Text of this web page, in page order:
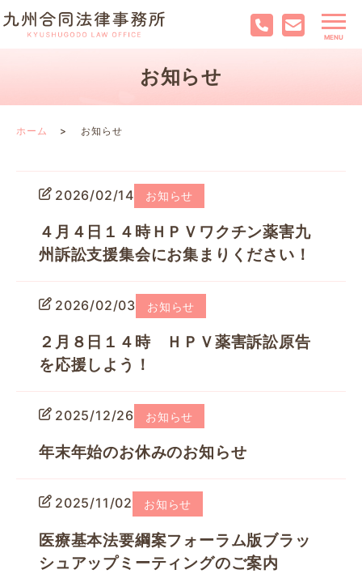
お知らせ
ホーム お知らせ
2026/02/14 お知らせ
４月４日１４時ＨＰＶワクチン薬害九
州訴訟支援集会にお集まりください！
2026/02/03 お知らせ
２月８日１４時 ＨＰＶ薬害訴訟原告
を応援しよう！
2025/12/26 お知らせ
年末年始のお休みのお知らせ
2025/11/02 お知らせ
医療基本法要綱案フォーラム版ブラッ
シュアップミーティングのご案内